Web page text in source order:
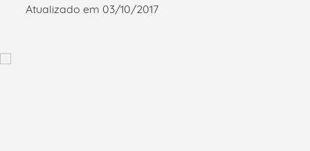
Atualizado em 03/10/2017